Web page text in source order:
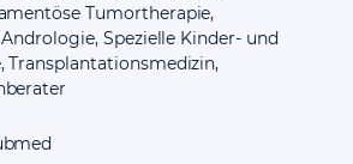
Tumortherapie,
Spezielle Kinder- und
Transplantationsmedizin,